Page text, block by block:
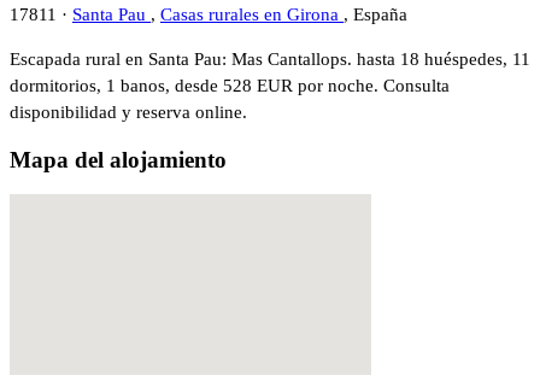
17811 · Santa Pau , Casas rurales en Girona , España
Escapada rural en Santa Pau: Mas Cantallops. hasta 18 huéspedes, 11
dormitorios, 1 banos, desde 528 EUR por noche. Consulta
disponibilidad y reserva online.
Mapa del alojamiento